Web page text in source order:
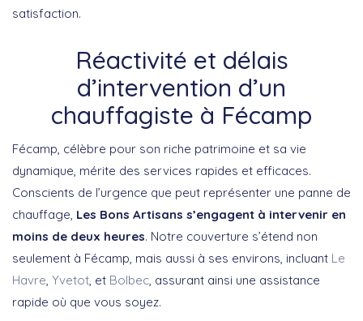
satisfaction.
Réactivité et délais
d’intervention d’un
chauffagiste à Fécamp
Fécamp, célèbre pour son riche patrimoine et sa vie
dynamique, mérite des services rapides et efficaces.
Conscients de l’urgence que peut représenter une panne de
chauffage, Les Bons Artisans s’engagent à intervenir en
moins de deux heures. Notre couverture s’étend non
seulement à Fécamp, mais aussi à ses environs, incluant Le
Havre Yvetot , et Bolbec , assurant ainsi une assistance
rapide où que vous soyez.